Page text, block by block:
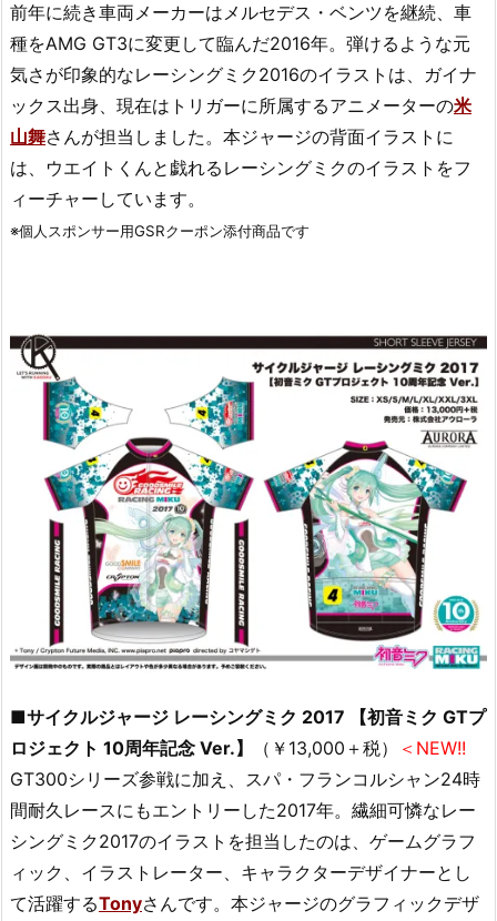
前年に続き車両メーカーはメルセデス・ベンツを継続、車
種をAMG GT3に変更して臨んだ2016年。弾けるような元
気さが印象的なレーシングミク2016のイラストは、ガイナ
ックス出身、現在はトリガーに所属するアニメーターの米
山舞さんが担当しました。本ジャージの背面イラストに
は、ウエイトくんと戯れるレーシングミクのイラストをフ
ィーチャーしています。
※個人スポンサー用GSRクーポン添付商品です
■サイクルジャージ レーシングミク 2017 【初音ミク GTプ
ロジェクト 10周年記念 Ver.】
（￥13,000＋税）
＜NEW!!
GT300シリーズ参戦に加え、スパ・フランコルシャン24時
間耐久レースにもエントリーした2017年。繊細可憐なレー
シングミク2017のイラストを担当したのは、ゲームグラフ
ィック、イラストレーター、キャラクターデザイナーとし
て活躍するTonyさんです。本ジャージのグラフィックデザ